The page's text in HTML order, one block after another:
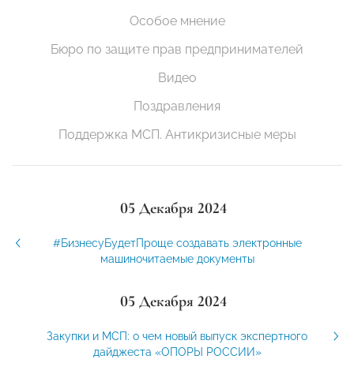
Особое мнение
Бюро по защите прав предпринимателей
Видео
Поздравления
Поддержка МСП. Антикризисные меры
05 Декабря 2024
#БизнесуБудетПроще создавать электронные
машиночитаемые документы
05 Декабря 2024
Закупки и МСП: о чем новый выпуск экспертного
дайджеста «ОПОРЫ РОССИИ»